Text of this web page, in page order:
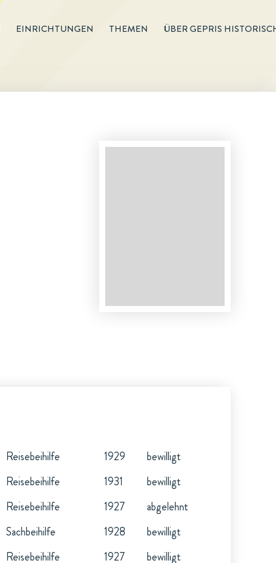
EINRICHTUNGEN THEMEN ÜBER GEPRIS
Reisebeihilfe 1929
bewilligt
Reisebeihilfe 1931
bewilligt
Reisebeihilfe 1927
abgelehnt
Sachbeihilfe 1928
bewilligt
Reisebeihilfe 1927 bewilligt